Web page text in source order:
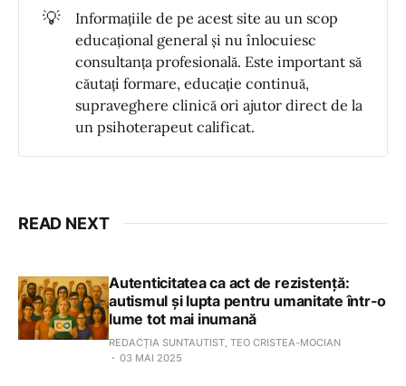
💡
Informațiile de pe acest site au un scop
educațional general și nu înlocuiesc
consultanța profesională. Este important să
căutați formare, educație continuă,
supraveghere clinică ori ajutor direct de la
un psihoterapeut calificat.
READ NEXT
Autenticitatea ca act de rezistență:
autismul și lupta pentru umanitate într-o
lume tot mai inumană
REDACȚIA SUNTAUTIST, TEO CRISTEA-MOCIAN
03 MAI 2025